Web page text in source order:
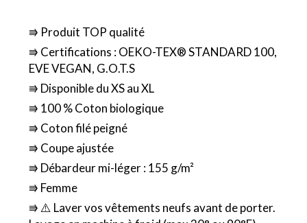
⭆ Produit TOP qualité
⭆ Certifications : OEKO-TEX® STANDARD 100,
EVE VEGAN, G.O.T.S
⭆ Disponible du XS au XL
⭆ 100 % Coton biologique
⭆ Coton filé peigné
⭆ Coupe ajustée
⭆ Débardeur mi-léger : 155 g/m²
⭆ Femme
⭆ ⚠️ Laver vos vêtements neufs avant de porter.